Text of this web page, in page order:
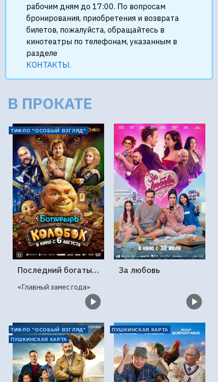
рабочим дням до 17:00. По вопросам
бронирования, приобретения и возврата
билетов, пожалуйста, обращайтесь в
кинотеатры по телефонам, указанным в
разделе
КОНТАКТЫ.
В ПРОКАТЕ
ТИФЛО "ОСОБЫЙ ВЗГЛЯД"
Последний богатырь. Колобок
«Главный замес года»
За любовь
ТИФЛО "ОСОБЫЙ ВЗГЛЯД"
ПУШКИНСКАЯ КАРТА
ПУШКИНСКАЯ КАРТА